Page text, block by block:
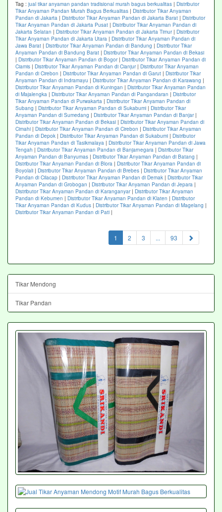
Tag : jual tikar anyaman pandan tradisional murah bagus berkualitas | Distributor
Tikar Anyaman Pandan Murah Bagus Berkualitas | Distributor Tikar Anyaman
Pandan di Jakarta | Distributor Tikar Anyaman Pandan di Jakarta Barat | Distributor
Tikar Anyaman Pandan di Jakarta Pusat | Distributor Tikar Anyaman Pandan di
Jakarta Selatan | Distributor Tikar Anyaman Pandan di Jakarta Timur| Distributor
Tikar Anyaman Pandan di Jakarta Utara | Distributor Tikar Anyaman Pandan di
Jawa Barat | Distributor Tikar Anyaman Pandan di Bandung | Distributor Tikar
Anyaman Pandan di Bandung Barat | Distributor Tikar Anyaman Pandan di Bekasi
| Distributor Tikar Anyaman Pandan di Bogor| Distributor Tikar Anyaman Pandan di
Ciamis | Distributor Tikar Anyaman Pandan di Cianjur| Distributor Tikar Anyaman
Pandan di Cirebon | Distributor Tikar Anyaman Pandan di Garut | Distributor Tikar
Anyaman Pandan di Indramayu | Distributor Tikar Anyaman Pandan di Karawang |
Distributor Tikar Anyaman Pandan di Kuningan | Distributor Tikar Anyaman Pandan
di Majalengka | Distributor Tikar Anyaman Pandan di Pangandaran | Distributor
Tikar Anyaman Pandan di Purwakarta | Distributor Tikar Anyaman Pandan di
Subang | Distributor Tikar Anyaman Pandan di Sukabumi | Distributor Tikar
Anyaman Pandan di Sumedang | Distributor Tikar Anyaman Pandan di Banjar|
Distributor Tikar Anyaman Pandan di Bekasi | Distributor Tikar Anyaman Pandan di
Cimahi | Distributor Tikar Anyaman Pandan di Cirebon | Distributor Tikar Anyaman
Pandan di Depok | Distributor Tikar Anyaman Pandan di Sukabumi | Distributor
Tikar Anyaman Pandan di Tasikmalaya | Distributor Tikar Anyaman Pandan di Jawa
Tengah | Distributor Tikar Anyaman Pandan di Banjarnegara | Distributor Tikar
Anyaman Pandan di Banyumas | Distributor Tikar Anyaman Pandan di Batang |
Distributor Tikar Anyaman Pandan di Blora | Distributor Tikar Anyaman Pandan di
Boyolali | Distributor Tikar Anyaman Pandan di Brebes | Distributor Tikar Anyaman
Pandan di Cilacap | Distributor Tikar Anyaman Pandan di Demak | Distributor Tikar
Anyaman Pandan di Grobogan | Distributor Tikar Anyaman Pandan di Jepara |
Distributor Tikar Anyaman Pandan di Karanganyar| Distributor Tikar Anyaman
Pandan di Kebumen | Distributor Tikar Anyaman Pandan di Klaten | Distributor
Tikar Anyaman Pandan di Kudus | Distributor Tikar Anyaman Pandan di Magelang |
Distributor Tikar Anyaman Pandan di Pati |
1 (current)
2 3 ... 93
Tikar Mendong
Tikar Pandan